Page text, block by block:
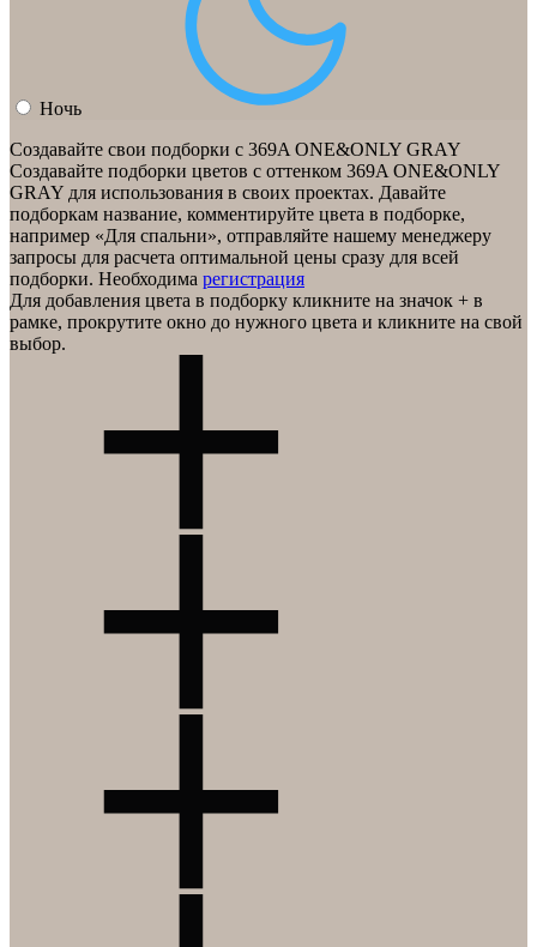
Ночь
Создавайте свои подборки с 369A ONE&ONLY GRAY
Создавайте подборки цветов с оттенком 369A ONE&ONLY
GRAY для использования в своих проектах. Давайте
подборкам название, комментируйте цвета в подборке,
например «Для спальни», отправляйте нашему менеджеру
запросы для расчета оптимальной цены сразу для всей
подборки. Необходима регистрация
Для добавления цвета в подборку кликните на значок + в
рамке, прокрутите окно до нужного цвета и кликните на свой
выбор.